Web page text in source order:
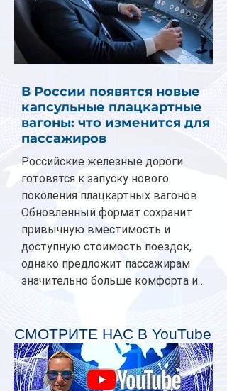
В России появятся новые
капсульные плацкартные
вагоны: что изменится для
пассажиров
Российские железные дороги
готовятся к запуску нового
поколения плацкартных вагонов.
Обновленный формат сохранит
привычную вместимость и
доступную стоимость поездок,
однако предложит пассажирам
значительно больше комфорта и
планируется начать в 2027 году.
Одним из главных нововведений
станут индивидуальные шторки у
каждого спального места. Они
СМОТРИТЕ НАС В YouTube